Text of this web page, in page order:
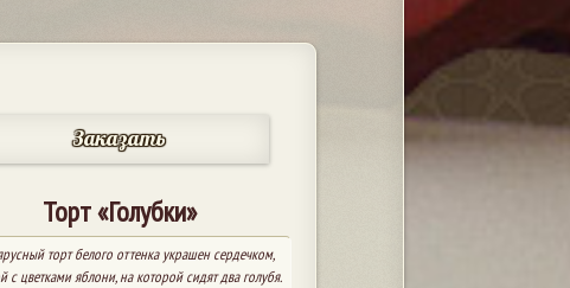
Заказать
Торт «Голубки»
торт белого оттенка украшен сердечком,
с цветками яблони, на которой сидят два голубя.